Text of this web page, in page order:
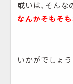
或いは、そんな
なんかそもそ
いかがでしょう